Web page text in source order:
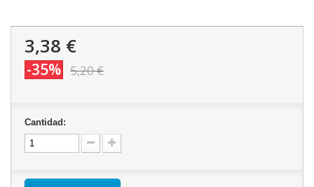
3,38 €
-35% 5,20 €
Cantidad: